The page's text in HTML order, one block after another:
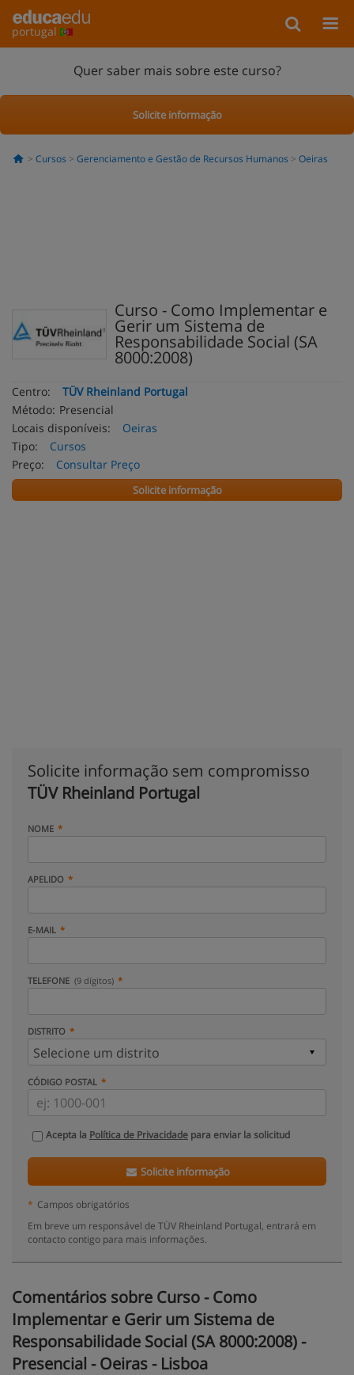
portugal
Quer saber mais sobre este curso?
Solicite informação
Cursos Gerenciamento e Gestão de Recursos Humanos Oeiras
Curso - Como Implementar e
Gerir um Sistema de
Responsabilidade Social (SA
8000:2008)
Centro:
TÜV Rheinland Portugal
Método: Presencial
Locais disponíveis:
Oeiras
Tipo:
Cursos
Preço:
Consultar Preço
Solicite informação
Solicite informação sem compromisso
TÜV Rheinland Portugal
NOME
APELIDO
E-MAIL
TELEFONE (9 dígitos)
DISTRITO
CÓDIGO POSTAL
Acepta la Política de Privacidade para enviar la solicitud
Solicite informação
* Campos obrigatórios
Em breve um responsável de TÜV Rheinland Portugal, entrará em
contacto contigo para mais informações.
Comentários sobre Curso - Como
Implementar e Gerir um Sistema de
Responsabilidade Social (SA 8000:2008) -
Presencial - Oeiras - Lisboa